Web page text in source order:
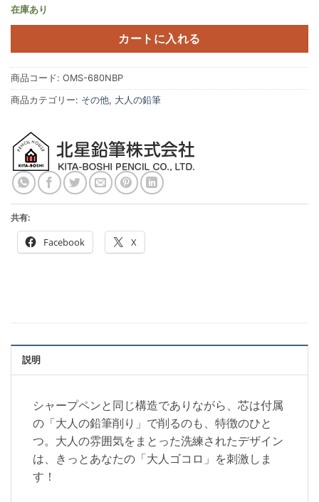
在庫あり
カートに入れる
商品コード: OMS-680NBP
商品カテゴリー: その他, 大人の鉛筆
共有:
Facebook X
説明
シャープペンと同じ構造でありながら、芯は付属
の「大人の鉛筆削り」で削るのも、特徴のひと
つ。大人の雰囲気をまとった洗練されたデザイン
は、きっとあなたの「大人ゴコロ」を刺激しま
す！